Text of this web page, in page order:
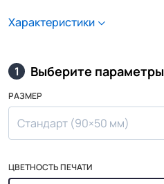
Характеристики
1 Выберите параметры
РАЗМЕР
Стандарт (90×50 мм)
ЦВЕТНОСТЬ ПЕЧАТИ